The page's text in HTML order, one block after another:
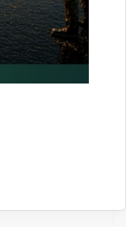
lai
un